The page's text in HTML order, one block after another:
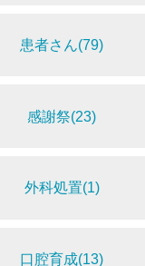
患者さん(79)
感謝祭(23)
外科処置(1)
口腔育成(13)